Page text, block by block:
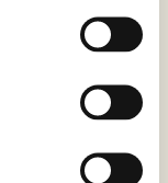
18
2024